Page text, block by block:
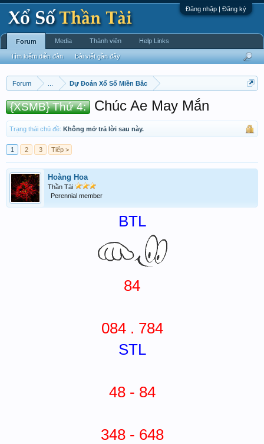
Đăng nhập | Đăng ký
Forum Dự Đoán Xổ Số Miền Bắc
{XSMB} Thứ 4: Chúc Ae May Mắn
Trạng thái chủ đề: Không mở trả lời sau này.
1 2 3 Tiếp >
Hoàng Hoa
Thần Tài
Perennial member
BTL
84
084 . 784
STL
48 - 84
348 - 648
Forum
Tìm kiếm diễn đàn Bài viết gần đây
Media Thành viên Help Links